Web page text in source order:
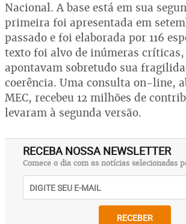
Nacional. A base está em sua
primeira foi apresentada em
passado e foi elaborada por 116
texto foi alvo de inúmeras críticas,
apontavam sobretudo sua
coerência. Uma consulta on-line,
MEC, recebeu 12 milhões de
levaram à segunda versão.
RECEBA NOSSA NEWSLETTER
Comece o dia com as notícias selecionadas
RECEBER